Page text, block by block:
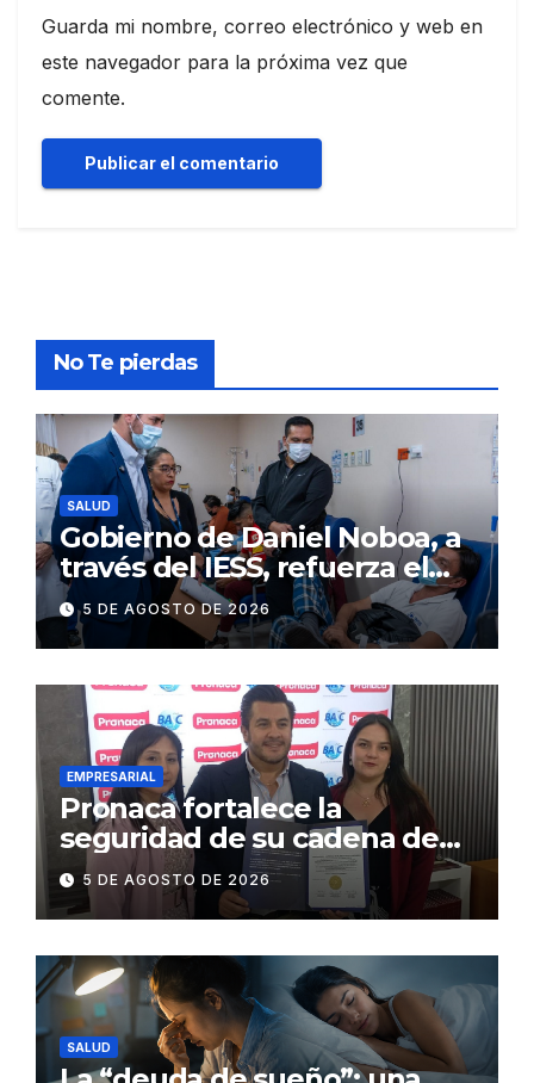
Guarda mi nombre, correo electrónico y web en
este navegador para la próxima vez que
comente.
No Te pierdas
SALUD
Gobierno de Daniel Noboa, a
través del IESS, refuerza el
abastecimiento de insulina
en 86 establecimientos de
salud
5 DE AGOSTO DE 2026
EMPRESARIAL
Pronaca fortalece la
seguridad de su cadena de
suministro con certificación
BASC en dos plantas
5 DE AGOSTO DE 2026
SALUD